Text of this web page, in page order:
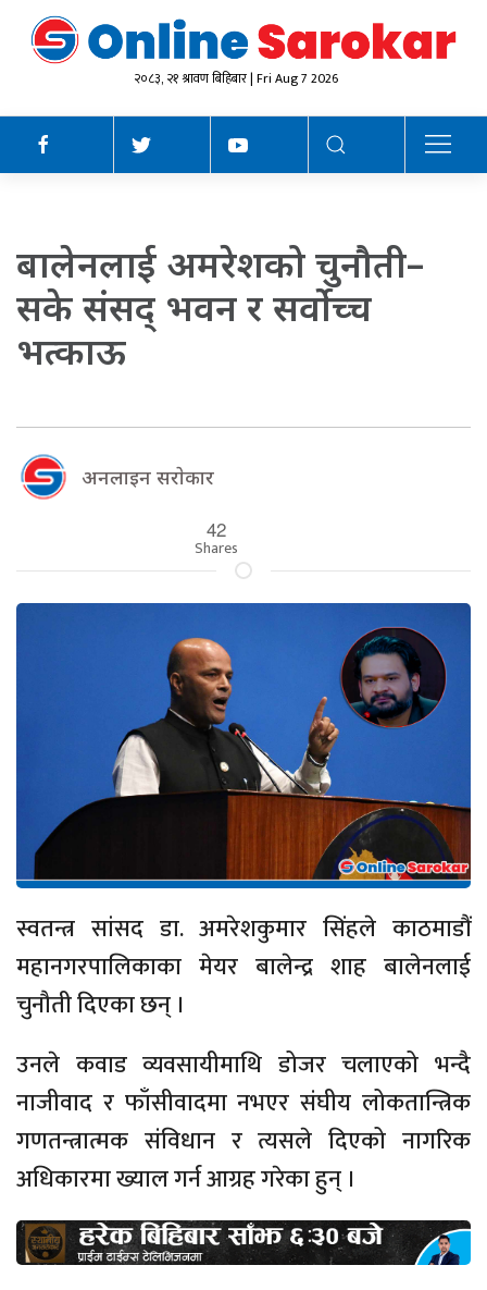
२०८३, २१ श्रावण बिहिबार | Fri Aug 7 2026
बालेनलाई अमरेशको चुनौती–
सके संसद् भवन र सर्वोच्च
भत्काऊ
अनलाइन सराेकार
42
Shares
स्वतन्त्र सांसद डा. अमरेशकुमार सिंहले काठमाडौं
महानगरपालिकाका मेयर बालेन्द्र शाह बालेनलाई
चुनौती दिएका छन् ।
उनले कवाड व्यवसायीमाथि डोजर चलाएको भन्दै
नाजीवाद र फाँसीवादमा नभएर संघीय लोकतान्त्रिक
गणतन्त्रात्मक संविधान र त्यसले दिएको नागरिक
अधिकारमा ख्याल गर्न आग्रह गरेका हुन् ।